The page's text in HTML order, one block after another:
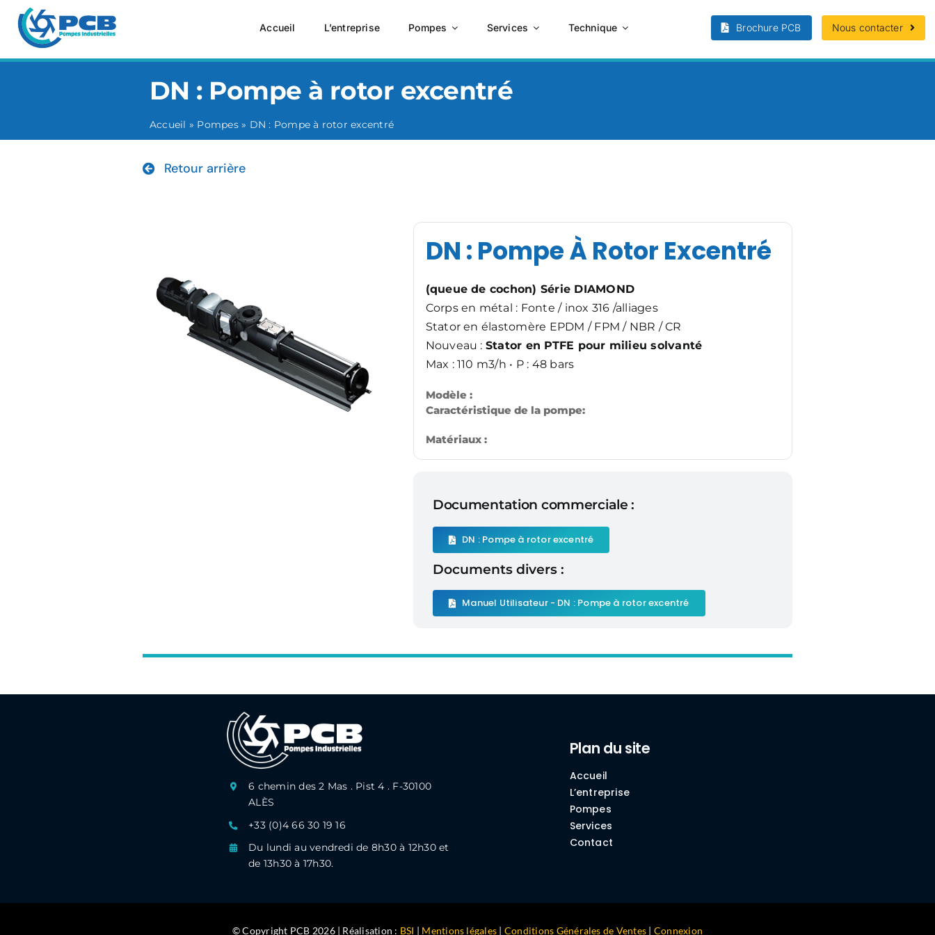
Passer
contenu
Accueil L’entreprise Pompes Services Technique Brochure PCB Nous contacter
DN : Pompe à rotor excentré
Accueil » Pompes» DN : Pompe à rotor excentré
Retour arrière
DN : Pompe À Rotor Excentré
(queue de cochon) Série DIAMOND
Corps en métal : Fonte / inox 316 /alliages
Stator en élastomère EPDM / FPM / NBR / CR
Nouveau : Stator en PTFE pour milieu solvanté
Max : 110 m3/h • P : 48 bars
Modèle :
Caractéristique de la pompe:
Matériaux :
Documentation commerciale :
DN : Pompe à rotor excentré
Documents divers :
Manuel Utilisateur - DN : Pompe à rotor excentré
6 chemin des 2 Mas . Pist 4 . F-30100
ALÈS
+33 (0)4 66 30 19 16
Du lundi au vendredi de 8h30 à 12h30 et
de 13h30 à 17h30.
Plan du site
Accueil
L’entreprise
Pompes
Services
Contact
© Copyright PCB 2026 | Réalisation : BSI | Mentions légales | Conditions Générales de Ventes | Connexion